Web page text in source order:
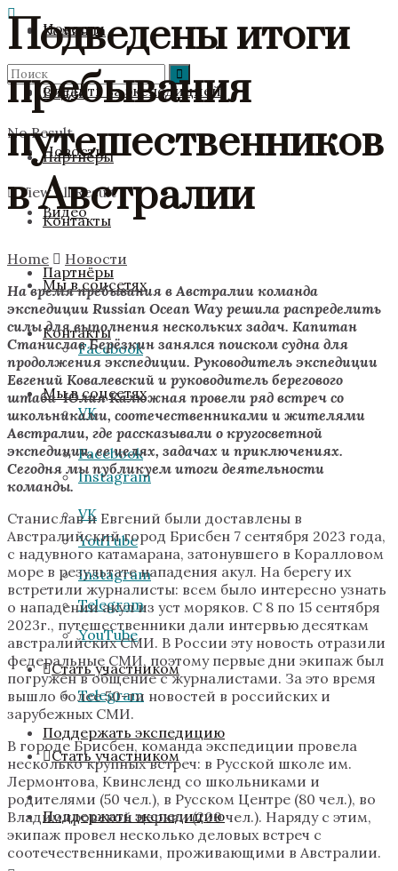
Новости
Видео
Партнёры
Контакты
Мы в соцсетях
Facebook
VK
Instagram
YouTube
Telegram
Стать участником
Поддержать экспедицию
Команда
Следить за экспедицией
Новости
Видео
Партнёры
Контакты
Мы в соцсетях
Facebook
VK
Instagram
YouTube
Telegram
Стать участником
Поддержать экспедицию
No Result
View All Result
Подведены итоги
пребывания
путешественников
в Австралии
Home
Новости
На время пребывания в Австралии команда
экспедиции Russian Ocean Way решила распределить
силы для выполнения нескольких задач. Капитан
Станислав Берёзкин занялся поиском судна для
продолжения экспедиции. Руководитель экспедиции
Евгений Ковалевский и руководитель берегового
штаба Юлия Калюжная провели ряд встреч со
школьниками, соотечественниками и жителями
Австралии, где рассказывали о кругосветной
экспедиции, ее целях, задачах и приключениях.
Сегодня мы публикуем итоги деятельности
команды.
Станислав и Евгений были доставлены в
Австралийский город Брисбен 7 сентября 2023 года,
с надувного катамарана, затонувшего в Коралловом
море в результате нападения акул. На берегу их
встретили журналисты: всем было интересно узнать
о нападении акул из уст моряков. С 8 по 15 сентября
2023г., путешественники дали интервью десяткам
австралийских СМИ. В России эту новость отразили
федеральные СМИ, поэтому первые дни экипаж был
погружён в общение с журналистами. За это время
вышло более 50-ти новостей в российских и
зарубежных СМИ.
В городе Брисбен, команда экспедиции провела
несколько крупных встреч: в Русской школе им.
Лермонтова, Квинсленд со школьниками и
родителями (50 чел.), в Русском Центре (80 чел.), во
Владимировской церкви (200 чел.). Наряду с этим,
экипаж провел несколько деловых встреч с
соотечественниками, проживающими в Австралии.